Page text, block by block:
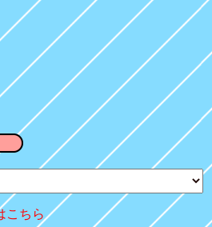
こちら